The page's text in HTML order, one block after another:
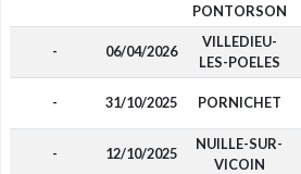
PONTORSON
- 06/04/2026
VILLEDIEU-
LES-POELES
- 31/10/2025 PORNICHET
- 12/10/2025
NUILLE-SUR-
VICOIN